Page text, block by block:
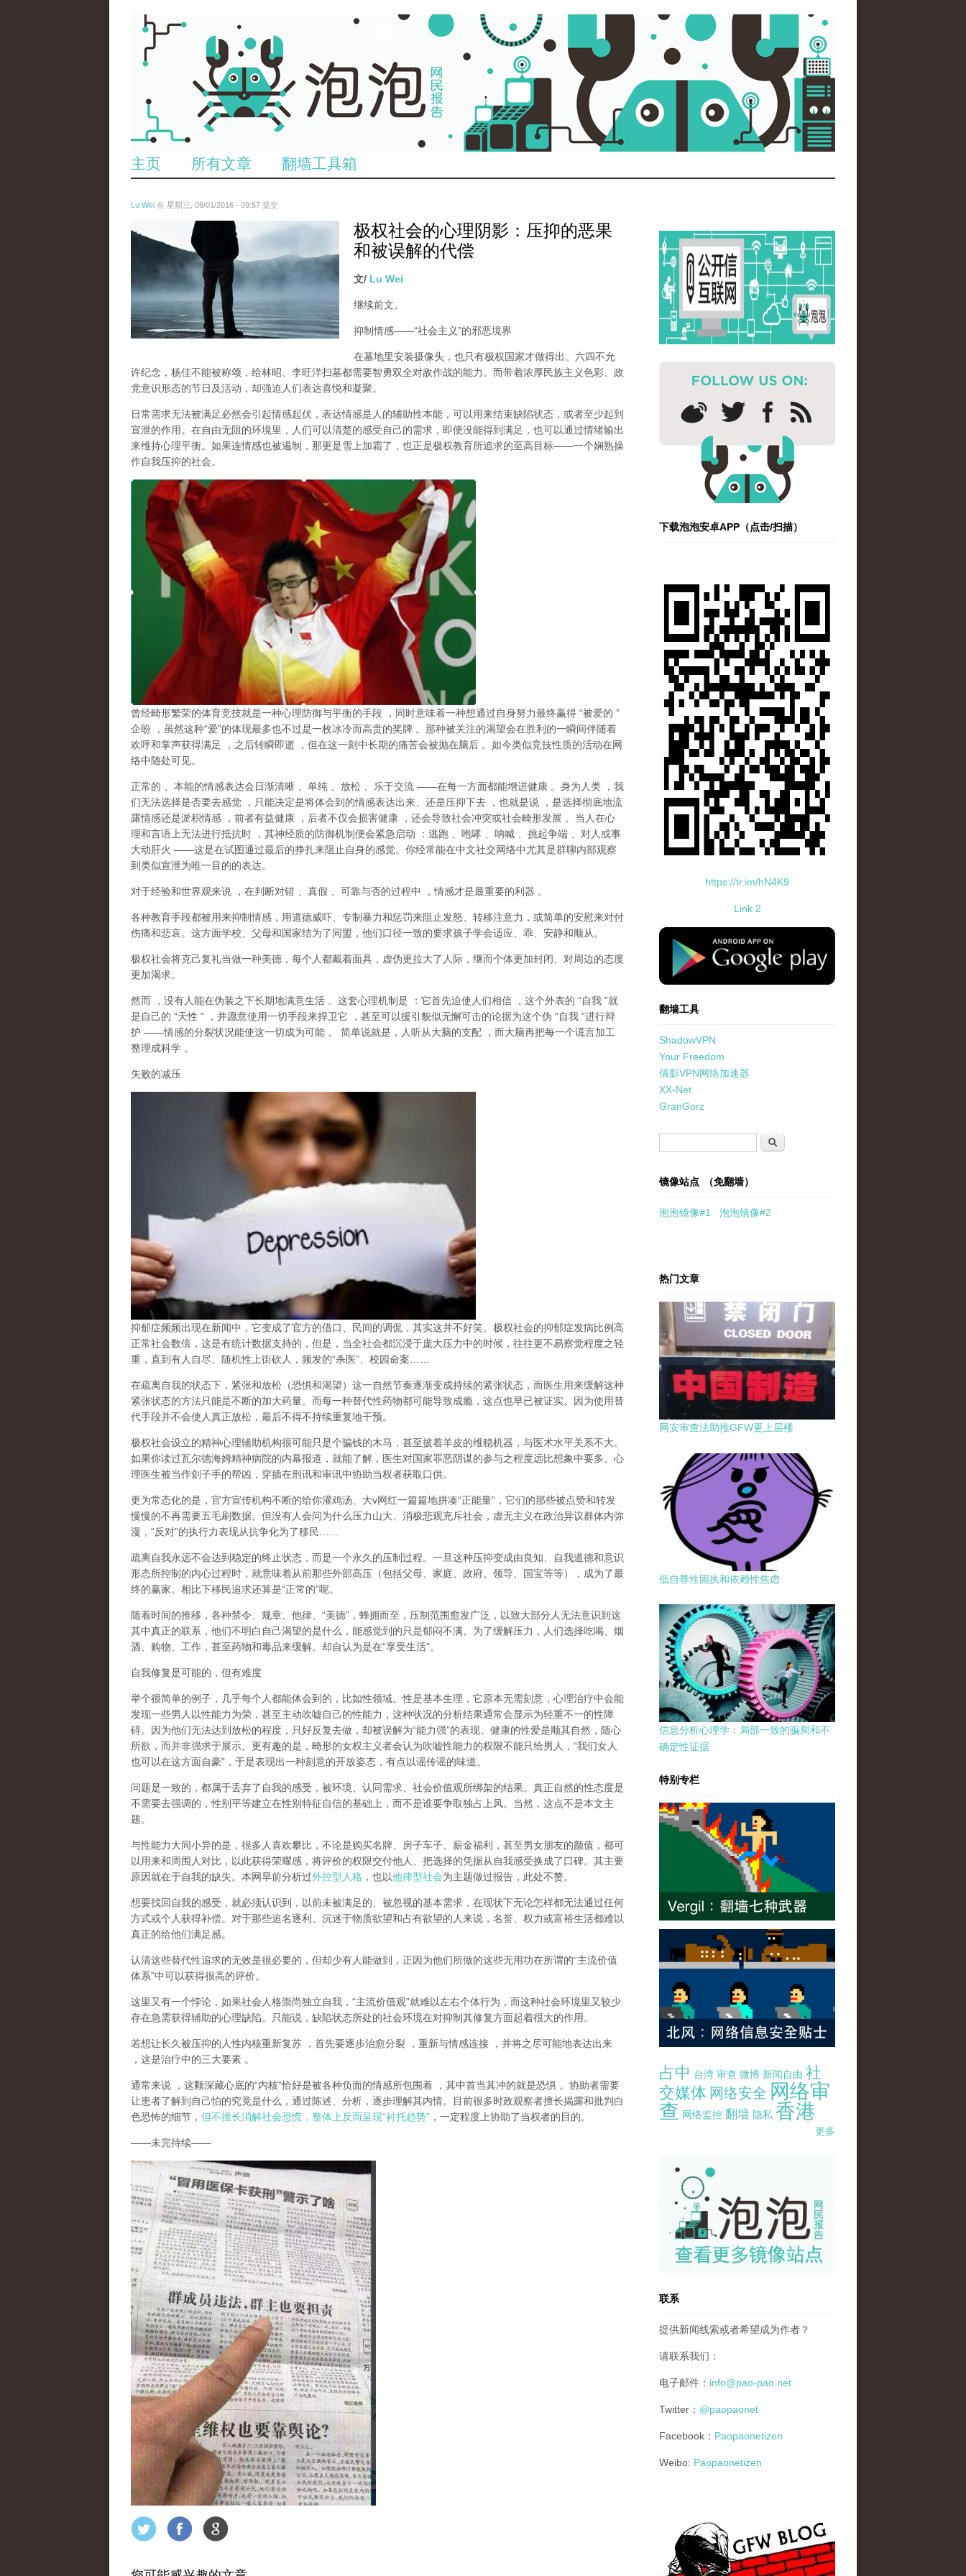
主页 所有文章 翻墙工具箱
Lu Wei 在 星期三, 06/01/2016 - 09:57 提交
wen_tou_tu_2.jpg
极权社会的心理阴影：压抑的恶果
和被误解的代偿
文/ Lu Wei
继续前文。
抑制情感——“社会主义”的邪恶境界
在墓地里安装摄像头，也只有极权国家才做得出。六四不允
许纪念，杨佳不能被称颂，给林昭、李旺洋扫墓都需要智勇双全对敌作战的能力。而带着浓厚民族主义色彩、政
党意识形态的节日及活动，却强迫人们表达喜悦和凝聚。
日常需求无法被满足必然会引起情感起伏， 表达情感是人的辅助性本能，可以用来结束缺陷状态，或者至少起到
宣泄的作用 。在自由无阻的环境里，人们可以清楚的感受自己的需求，即便没能得到满足，也可以通过情绪输出
来维持心理平衡。如果连情感也被遏制，那更是雪上加霜了，也正是极权教育所追求的至高目标——一个娴熟操
作自我压抑的社会。
曾经畸形繁荣的体育竞技就是一种心理防御与平衡的手段 ，同时意味着一种想通过自身努力最终赢得 “被爱的 ”
企盼
，虽然这种“爱”的体现最多也不过是一枚冰冷而高贵的奖牌 。那种被关注的渴望会在胜利的一瞬间伴随着
欢呼和掌声获得满足
，之后转瞬即逝 ，但在这一刻中长期的痛苦会被抛在脑后 。如今类似竞技性质的活动在网
络中随处可见。
正常的 、本能的情感表达会日渐清晰 、单纯 、放松 、乐于交流 ——在每一方面都能增进健康 。身为人类
，我
们无法选择是否要去感觉
，只能决定是将体会到的情感表达出来、还是压抑下去 ，也就是说 ， 是选择彻底地流
露情感还是淤积情感
，前者有益健康 ，后者不仅会损害健康 ，还会导致社会冲突或社会畸形发展 。当人在心
理和言语上无法进行抵抗时
，其神经质的防御机制便会紧急启动 ：逃跑 、咆哮 、呐喊 、挑起争端
、对人或事
大动肝火 ——这是在试图通过最后的挣扎来阻止自身的感觉。你经常能在中文社交网络中尤其是群聊内部观察
到类似宣泄为唯一目的的表达。
对于经验和世界观来说 ，在判断对错 、真假 、可靠与否的过程中 ，情感才是最重要的利器 。
各种教育手段都被用来抑制情感，用道德威吓、专制暴力和惩罚来阻止发怒、转移注意力，或简单的安慰来对付
伤痛和悲哀。这方面学校、父母和国家结为了同盟，他们口径一致的要求孩子学会适应、乖、安静和顺从。
极权社会将克己复礼当做一种美德，每个人都戴着面具，虚伪更拉大了人际，继而个体更加封闭、对周边的态度
更加渴求。
然而 ，没有人能在伪装之下长期地满意生活 。这套心理机制是 ：它首先迫使人们相信 ，这个外表的 “自我 ”就
是自己的 “天性 ” ，并愿意使用一切手段来捍卫它 ，甚至可以援引貌似无懈可击的论据为这个伪 “自我 ”进行辩
护 ——情感的分裂状况能使这一切成为可能 。 简单说就是， 人听从大脑的支配
，而大脑再把每一个谎言加工
整理成科学 。
失败的减压
抑郁症频频出现在新闻中，它变成了官方的借口、民间的调侃，其实这并不好笑。极权社会的抑郁症发病比例高
正常社会数倍，这是有统计数据支持的，但是，当全社会都沉浸于庞大压力中的时候，往往更不易察觉程度之轻
重，直到有人自尽、随机性上街砍人，频发的“杀医” 、校园命案
在疏离自我的状态下，紧张和放松（恐惧和渴望）这一自然节奏逐渐变成持续的紧张状态，而医生用来缓解这种
紧张状态的方法只能是不断的加大药量。而每一种替代性药物都可能导致成瘾，这点也早已被证实。因为使用替
代手段并不会使人真正放松，最后不得不持续重复地干预。
极权社会设立的精神心理辅助机构很可能只是个骗钱的木马，甚至披着羊皮的维稳机器，与医术水平关系不大。
如果你读过瓦尔德海姆精神病院的内幕报道，就能了解，医生对国家罪恶阴谋的参与之程度远比想象中要多。心
理医生被当作刽子手的帮凶，穿插在刑讯和审讯中协助当权者获取口供。
更为常态化的是，官方宣传机构不断的给你灌鸡汤、大v网红一篇篇地拼凑“正能量” ，它们的那些被点赞和转发
慢慢的不再需要五毛刷数据。但没有人会问为什么压力山大、消极悲观充斥社会，虚无主义在政治异议群体内弥
漫， “反对”的执行力表现从抗争化为了移民
疏离自我永远不会达到稳定的终止状态，而是一个永久的压制过程。一旦这种压抑变成由良知、自我道德和意识
形态所控制的内心过程时，就意味着从前那些外部高压（包括父母、家庭、政府、领导、国宝等等），成为了最
终的赢家。相比下移民追求还算是“正常的”呢。
随着时间的推移，各种禁令、规章、他律、 “美德” ，蜂拥而至，压制范围愈发广泛，以致大部分人无法意识到这
其中真正的联系，他们不明白自己渴望的是什么，能感觉到的只是郁闷不满。为了缓解压力，人们选择吃喝、烟
酒、购物、工作，甚至药物和毒品来缓解。却自认为是在“享受生活”。
自我修复是可能的，但有难度
举个很简单的例子，几乎每个人都能体会到的，比如性领域。性是基本生理，它原本无需刻意，心理治疗中会能
发现一些男人以性能力为荣，甚至主动吹嘘自己的性能力，这种状况的分析结果通常会显示为轻重不一的性障
碍。因为他们无法达到放松的程度，只好反复去做，却被误解为“能力强”的表现。健康的性爱是顺其自然，随心
所欲，而并非强求于展示。更有趣的是，畸形的女权主义者会认为吹嘘性能力的权限不能只给男人， “我们女人
也可以在这方面自豪” ，于是表现出一种刻意的开放姿态，有点以谣传谣的味道。
问题是一致的，都属于丢弃了自我的感受，被环境、认同需求、社会价值观所绑架的结果。真正自然的性态度是
不需要去强调的，性别平等建立在性别特征自信的基础上，而不是谁要争取独占上风。当然，这点不是本文主
题。
与性能力大同小异的是，很多人喜欢攀比，不论是购买名牌、房子车子、薪金福利，甚至男女朋友的颜值，都可
以用来和周围人对比，以此获得荣耀感，将评价的权限交付他人、把选择的凭据从自我感受换成了口碑。其主要
原因就在于自我的缺失。本网早前分析过外控型人格 ，也以他律型社会为主题做过报告，此处不赘。
想要找回自我的感受，就必须认识到，以前未被满足的、被忽视的基本需求，在现状下无论怎样都无法通过任何
方式或个人获得补偿。对于那些追名逐利、沉迷于物质欲望和占有欲望的人来说，名誉、权力或富裕生活都难以
真正的给他们满足感。
认清这些替代性追求的无效是很必要的，但却少有人能做到，正因为他们所做的这些无用功在所谓的“主流价值
体系”中可以获得很高的评价。
这里又有一个悖论，如果社会人格崇尚独立自我， “主流价值观”就难以左右个体行为，而这种社会环境里又较少
存在急需获得辅助的心理缺陷。只能说， 缺陷状态所处的社会环境在对抑制其修复方面起着很大的作用。
若想让长久被压抑的人性内核重新复苏 ，首先要逐步治愈分裂 ，重新与情感连接
，并将之尽可能地表达出来
，这是治疗中的三大要素 。
通常来说 ，这颗深藏心底的“内核”恰好是被各种负面的情感所包围着 ，其中首当其冲的就是恐惧 。协助者需要
让患者了解到自己怕的究竟是什么，通过陈述、分析，逐步理解其内情。目前很多时政观察者擅长揭露和批判白
色恐怖的细节， 但不擅长消解社会恐慌，整体上反而呈现“衬托趋势” ，一定程度上协助了当权者的目的。
——未完待续——
下载泡泡安卓APP（点击/扫描）
https://tr.im/hN4K9
Link 2
standard-icon-googleplay-app-store.png
翻墙工具
ShadowVPN
Your Freedom
倩影VPN网络加速器
XX-Net
GranGorz
搜索
镜像站点 （免翻墙）
泡泡镜像#1 泡泡镜像#2
热门文章
网安审查法助推GFW更上层楼
低自尊性固执和依赖性焦虑
信息分析心理学：局部一致的骗局和不
确定性证据
特别专栏
占中 台湾 审查 微博 新闻自由 社
交媒体 网络安全 网络审
查 网络监控 翻墙 隐私 香港
更多
pao-pao-banner-mirror-site-120814.jpg
联系
提供新闻线索或者希望成为作者？
请联系我们：
电子邮件： info@pao-pao.net
Twitter： @paopaonet
Facebook： Paopaonetizen
Weibo: Paopaonetizen
gfw_blog_small.jpg